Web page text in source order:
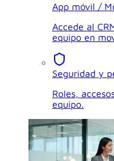
App móvil /
Accede al
equipo en
Seguridad y
Roles,
equipo.